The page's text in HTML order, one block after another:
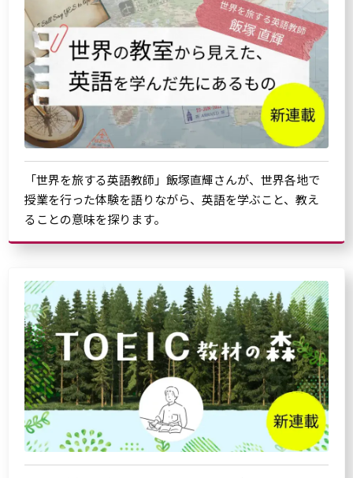
「世界を旅する英語教師」飯塚直輝さんが、世界各地で
授業を行った体験を語りながら、英語を学ぶこと、教え
ることの意味を探ります。